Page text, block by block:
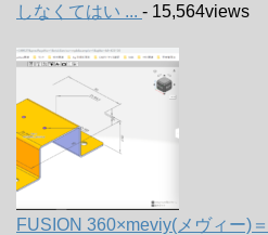
しなくてはい ... - 15,564views
FUSION 360×meviy(メヴィー)